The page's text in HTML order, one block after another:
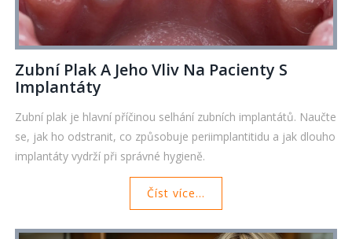
Zubní Plak A Jeho Vliv Na Pacienty S
Implantáty
Zubní plak je hlavní příčinou selhání zubních implantátů. Naučte
se, jak ho odstranit, co způsobuje periimplantitidu a jak dlouho
implantáty vydrží při správné hygieně.
Číst více...